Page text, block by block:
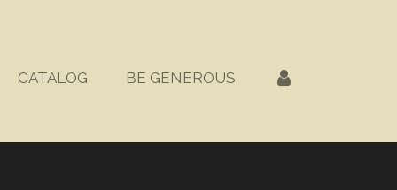
CATALOG BE GENEROUS